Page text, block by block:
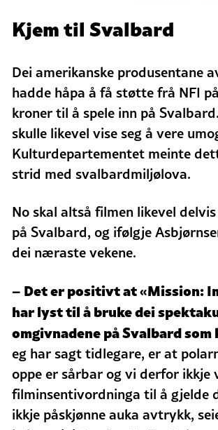
Kjem til Svalbard
Dei amerikanske produsentane
hadde håpa å få støtte frå NFI
kroner til å spele inn på
skulle likevel vise seg å vere
Kulturdepartementet meinte
strid med svalbardmiljølova.
No skal altså filmen likevel
på Svalbard, og ifølgje
dei næraste vekene.
– Det er positivt at «Mission:
har lyst til å bruke dei
omgivnadene på Svalbard som
eg har sagt tidlegare, er at
oppe er sårbar og vi derfor ikkje
filminsentivordninga til å gjelde
ikkje påskjønne auka avtrykk,